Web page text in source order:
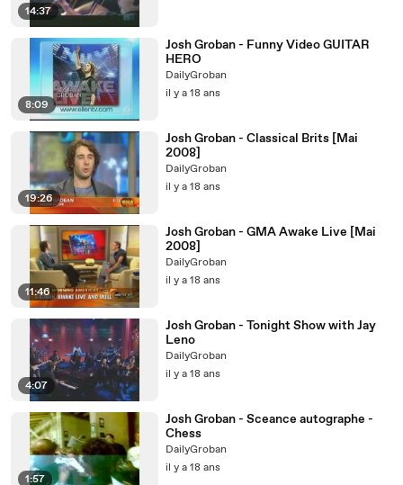
14:37
8:09
Josh Groban - Funny Video GUITAR
HERO
DailyGroban
il y a 18 ans
19:26
Josh Groban - Classical Brits [Mai
2008]
DailyGroban
il y a 18 ans
11:46
Josh Groban - GMA Awake Live [Mai
2008]
DailyGroban
il y a 18 ans
4:07
Josh Groban - Tonight Show with Jay
Leno
DailyGroban
il y a 18 ans
1:57
Josh Groban - Sceance autographe -
Chess
DailyGroban
il y a 18 ans